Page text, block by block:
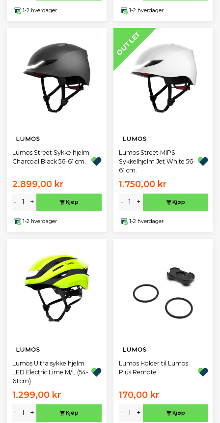
1-2 hverdager 1-2 hverdager
Lumos Street Sykkelhjelm
Charcoal Black 56-61 cm.
2.899,00 kr
- + Kjøp
1-2 hverdager
OUTLET
Lumos Street MIPS
Sykkelhjelm Jet White 56-
61 cm.
1.750,00 kr
- + Kjøp
1-2 hverdager
Lumos Ultra sykkelhjelm
LED Electric Lime M/L (54-
61 cm)
1.299,00 kr
- + Kjøp
Lumos Holder til Lumos
Plus Remote
170,00 kr
- + Kjøp